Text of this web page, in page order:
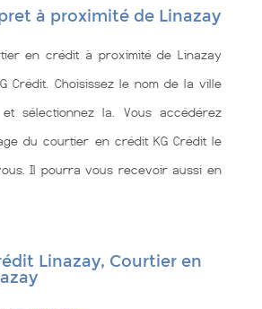
à proximité de Linazay
en crédit à proximité de Linazay
Crédit. Choisissez le nom de la ville
sélectionnez la. Vous accédérez
du courtier en crédit KG Crédit le
Il pourra vous recevoir aussi en
Linazay, Courtier en